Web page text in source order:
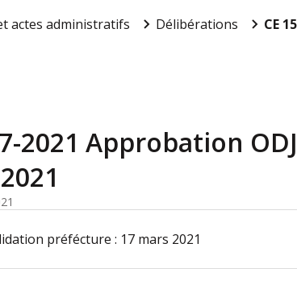
actes administratifs Délibérations CE
2021 Approbation
préfécture : 17 mars 2021